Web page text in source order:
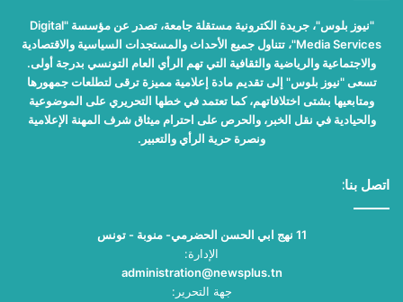
"نيوز بلوس"، جريدة الكترونية مستقلة جامعة، تصدر عن مؤسسة "Digital
Media Services"، تتناول جميع الأحداث والمستجدات السياسية والاقتصادية
والاجتماعية والرياضية والثقافية التي تهم الرأي العام التونسي بدرجة أولى.
تسعى "نيوز بلوس" إلى تقديم مادة إعلامية مميزة ترقى لتطلعات جمهورها
ومتابعيها بشتى اختلافاتهم، كما تعتمد في خطها التحريري على الموضوعية
والحيادية في نقل الخبر، والحرص على احترام ميثاق شرف المهنة الإعلامية
ونصرة حرية الرأي والتعبير.
اتصل بنا:
11 نهج ابي الحسن الحضرمي- منوبة - تونس
الإدارة:
administration@newsplus.tn
جهة التحرير: